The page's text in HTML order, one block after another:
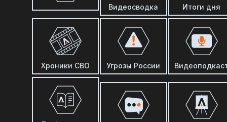
Видеосводка Итоги дня
Хроники СВО Угрозы России